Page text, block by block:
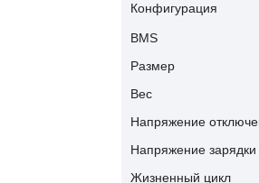
Конфигурация
BMS
Размер
Вес
Напряжение
Напряжение зарядки
Жизненный цикл